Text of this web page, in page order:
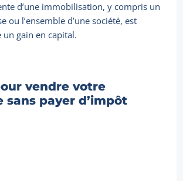
d’une immobilisation, y compris un
ou l’ensemble d’une société, est
gain en capital.
vendre votre
sans payer d’impôt